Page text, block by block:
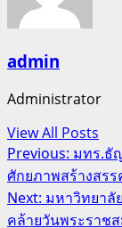
admin
Administrator
View All Posts
Post
navigation
Previous: มทร.ธั
ศักยภาพสร้างสร
Next: มหาวิทยาลั
คล้ายวันพระราช